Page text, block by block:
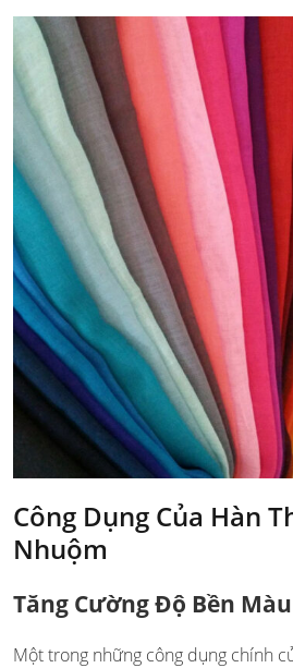
Công Dụng Của Hàn
Nhuộm
Tăng Cường Độ Bền
Một trong những công dụng chính